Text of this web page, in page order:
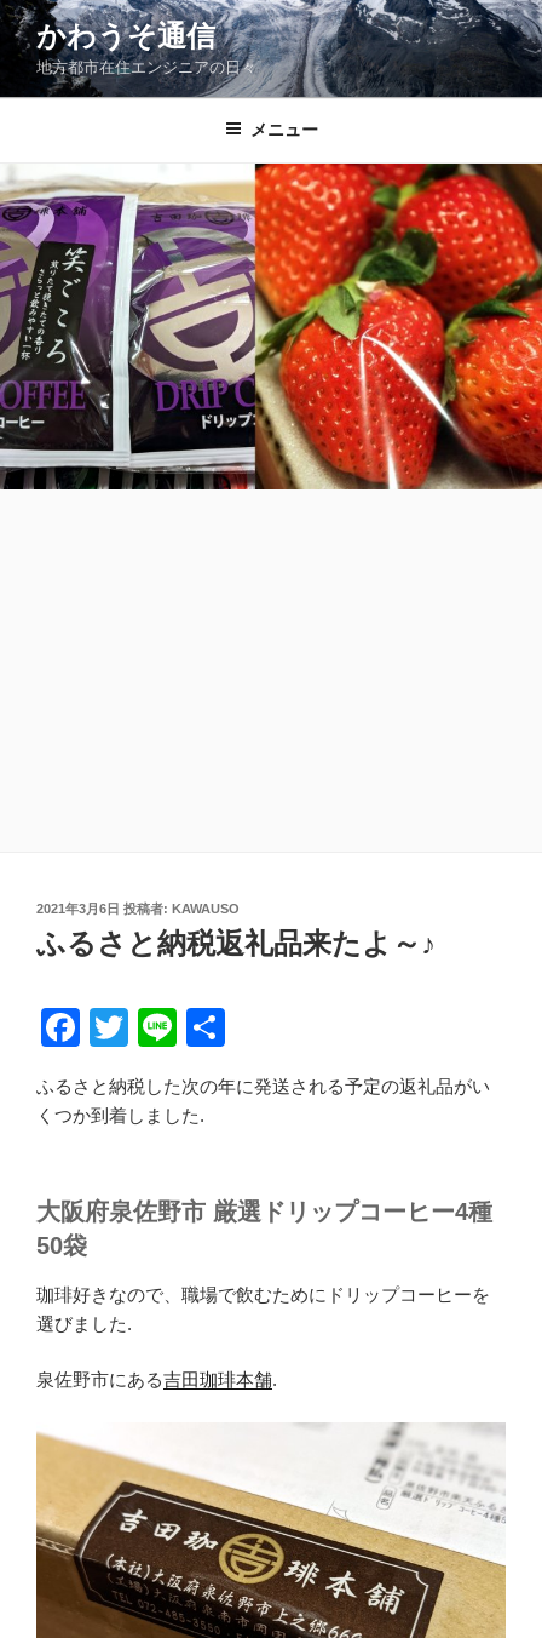
コ
ン
ン
ス
キ
ッ
プ
かわうそ通信
地方都市在住エンジニアの日々
メニュー
投
稿
日:
2021年3月6日 投稿者: KAWAUSO
ふるさと納税返礼品来たよ～♪
F
c
o
o
k
T
wi
tt
Li
e
ふるさと納税した次の年に発送される予定の返礼品がい
くつか到着しました.
大阪府泉佐野市 厳選ドリップコーヒー4種
50袋
珈琲好きなので、職場で飲むためにドリップコーヒーを
選びました.
泉佐野市にある吉田珈琲本舗.